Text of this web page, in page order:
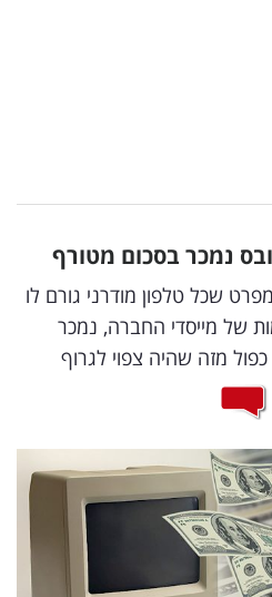
נמכר בסכום מטורף
עם מפרט שכל טלפון מודרני גורם לו
של מייסדי החברה, נמכר
מזה שהיה צפוי לגרוף